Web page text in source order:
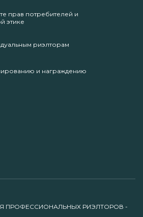
прав потребителей и
этике
риэлторам
и награждению
ПРОФЕССИОНАЛЬНЫХ РИЭЛТОРОВ -